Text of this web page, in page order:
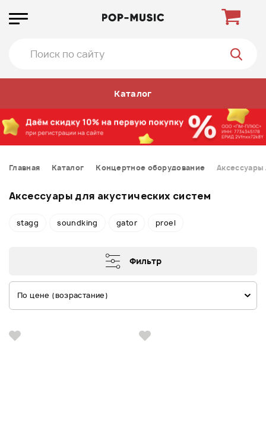
Каталог
Главная Каталог Концертное оборудование Аксессуары
Аксессуары для акустических систем
stagg soundking gator proel
Фильтр
По цене (возрастание)